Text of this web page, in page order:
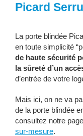
Picard
La porte blindée
en toute simplicité
de haute sécurité
la sûreté d’un
d’entrée de votre
Mais ici, on ne va
de la porte blindée
consultez notre
sur-mesure.